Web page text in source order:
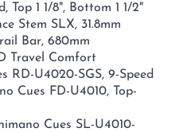
Top 1 1/8", Bottom 1 1/2"
Stem SLX, 31.8mm
Bar, 680mm
Travel Comfort
RD-U4020-SGS, 9-Speed
Cues FD-U4010, Top-
Cues SL-U4010-